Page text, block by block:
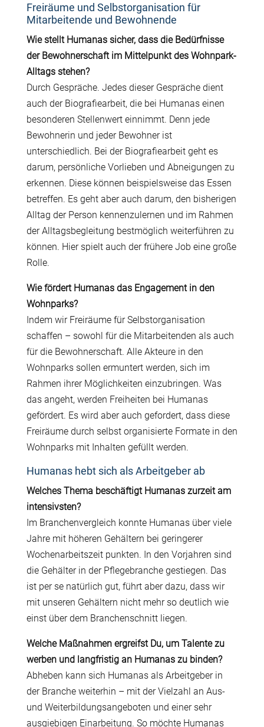
Freiräume und Selbstorganisation für
Mitarbeitende und Bewohnende
Wie stellt Humanas sicher, dass die Bedürfnisse
der Bewohnerschaft im Mittelpunkt des Wohnpark-
Alltags stehen?
Durch Gespräche. Jedes dieser Gespräche dient
auch der Biografiearbeit, die bei Humanas einen
besonderen Stellenwert einnimmt. Denn jede
Bewohnerin und jeder Bewohner ist
unterschiedlich. Bei der Biografiearbeit geht es
darum, persönliche Vorlieben und Abneigungen zu
erkennen. Diese können beispielsweise das Essen
betreffen. Es geht aber auch darum, den bisherigen
Alltag der Person kennenzulernen und im Rahmen
der Alltagsbegleitung bestmöglich weiterführen zu
können. Hier spielt auch der frühere Job eine große
Rolle.
Wie fördert Humanas das Engagement in den
Wohnparks?
Indem wir Freiräume für Selbstorganisation
schaffen – sowohl für die Mitarbeitenden als auch
für die Bewohnerschaft. Alle Akteure in den
Wohnparks sollen ermuntert werden, sich im
Rahmen ihrer Möglichkeiten einzubringen. Was
das angeht, werden Freiheiten bei Humanas
gefördert. Es wird aber auch gefordert, dass diese
Freiräume durch selbst organisierte Formate in den
Wohnparks mit Inhalten gefüllt werden.
Humanas hebt sich als Arbeitgeber ab
Welches Thema beschäftigt Humanas zurzeit am
intensivsten?
Im Branchenvergleich konnte Humanas über viele
Jahre mit höheren Gehältern bei geringerer
Wochenarbeitszeit punkten. In den Vorjahren sind
die Gehälter in der Pflegebranche gestiegen. Das
ist per se natürlich gut, führt aber dazu, dass wir
mit unseren Gehältern nicht mehr so deutlich wie
einst über dem Branchenschnitt liegen.
Welche Maßnahmen ergreifst Du, um Talente zu
werben und langfristig an Humanas zu binden?
Abheben kann sich Humanas als Arbeitgeber in
der Branche weiterhin – mit der Vielzahl an Aus-
und Weiterbildungsangeboten und einer sehr
ausgiebigen Einarbeitung. So möchte Humanas